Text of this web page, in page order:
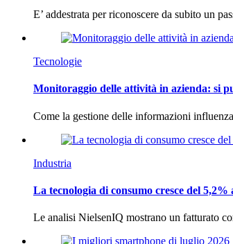
E’ addestrata per riconoscere da subito un
Tecnologie
Monitoraggio delle attività in azienda: si
Come la gestione delle informazioni
Industria
La tecnologia di consumo cresce del
Le analisi NielsenIQ mostrano un fatturato